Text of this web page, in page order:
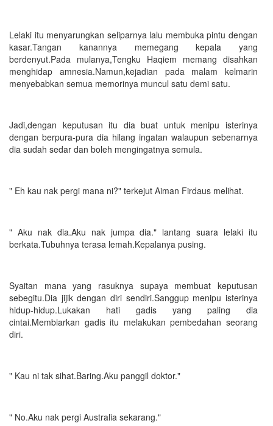
Lelaki itu menyarungkan seliparnya lalu membuka pintu dengan
kasar.Tangan kanannya memegang kepala yang
berdenyut.Pada mulanya,Tengku Haqiem memang disahkan
menghidap amnesia.Namun,kejadian pada malam kelmarin
menyebabkan semua memorinya muncul satu demi satu.
Jadi,dengan keputusan itu dia buat untuk menipu isterinya
dengan berpura-pura dia hilang ingatan walaupun sebenarnya
dia sudah sedar dan boleh mengingatnya semula.
" Eh kau nak pergi mana ni?" terkejut Aiman Firdaus melihat.
" Aku nak dia.Aku nak jumpa dia." lantang suara lelaki itu
berkata.Tubuhnya terasa lemah.Kepalanya pusing.
Syaitan mana yang rasuknya supaya membuat keputusan
sebegitu.Dia jijik dengan diri sendiri.Sanggup menipu isterinya
hidup-hidup.Lukakan hati gadis yang paling dia
cintai.Membiarkan gadis itu melakukan pembedahan seorang
diri.
" Kau ni tak sihat.Baring.Aku panggil doktor."
" No.Aku nak pergi Australia sekarang."